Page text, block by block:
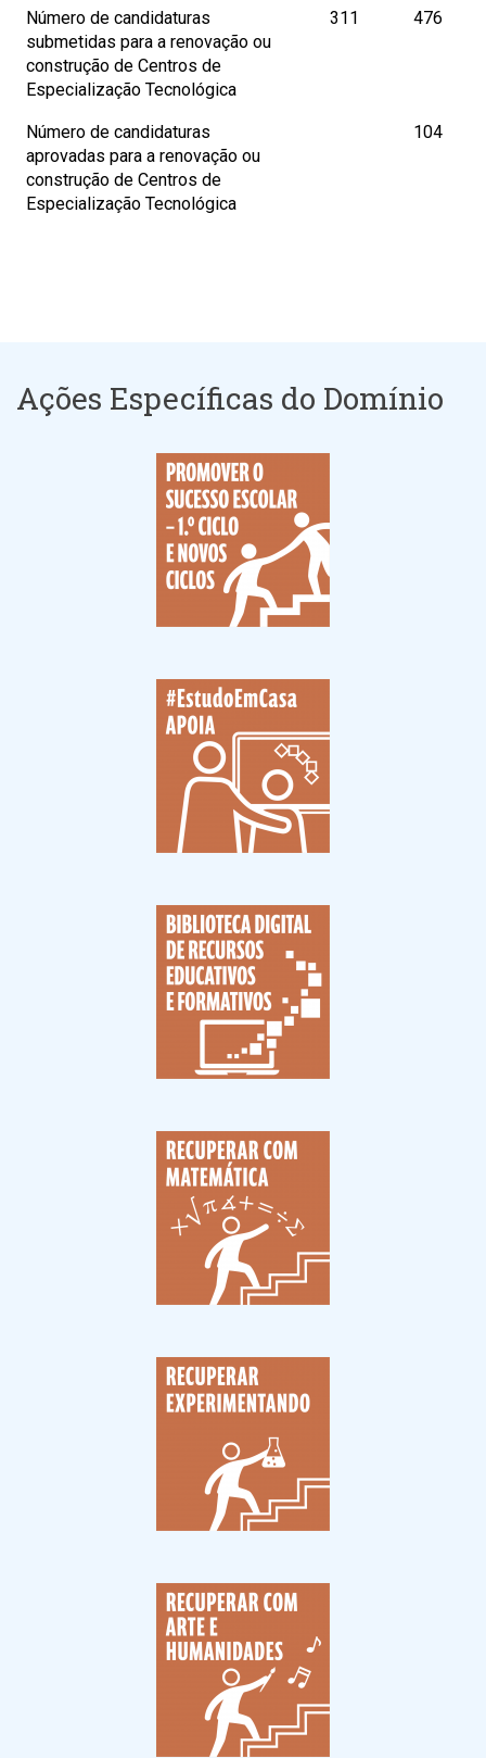
Número de candidaturas
submetidas para a renovação ou
construção de Centros de
Especialização Tecnológica
311 476
Número de candidaturas
aprovadas para a renovação ou
construção de Centros de
Especialização Tecnológica
104
Ações Específicas do Domínio